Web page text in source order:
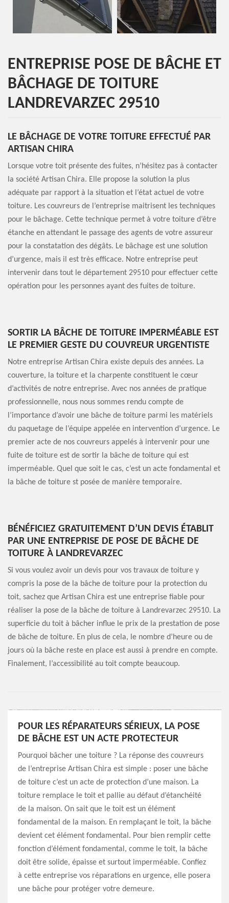
ENTREPRISE POSE DE BÂCHE ET
BÂCHAGE DE TOITURE
LANDREVARZEC 29510
LE BÂCHAGE DE VOTRE TOITURE EFFECTUÉ PAR
ARTISAN CHIRA
Lorsque votre toit présente des fuites, n’hésitez pas à contacter
la société Artisan Chira. Elle propose la solution la plus
adéquate par rapport à la situation et l’état actuel de votre
toiture. Les couvreurs de l’entreprise maitrisent les techniques
pour le bâchage. Cette technique permet à votre toiture d’être
étanche en attendant le passage des agents de votre assureur
pour la constatation des dégâts. Le bâchage est une solution
d’urgence, mais il est très efficace. Notre entreprise peut
intervenir dans tout le département 29510 pour effectuer cette
opération pour les personnes ayant des fuites de toiture.
SORTIR LA BÂCHE DE TOITURE IMPERMÉABLE EST
LE PREMIER GESTE DU COUVREUR URGENTISTE
Notre entreprise Artisan Chira existe depuis des années. La
couverture, la toiture et la charpente constituent le cœur
d’activités de notre entreprise. Avec nos années de pratique
professionnelle, nous nous sommes rendu compte de
l’importance d’avoir une bâche de toiture parmi les matériels
du paquetage de l’équipe appelée en intervention d’urgence. Le
premier acte de nos couvreurs appelés à intervenir pour une
fuite de toiture est de sortir la bâche de toiture qui est
imperméable. Quel que soit le cas, c’est un acte fondamental et
la bâche de toiture st posée de manière temporaire.
BÉNÉFICIEZ GRATUITEMENT D’UN DEVIS ÉTABLIT
PAR UNE ENTREPRISE DE POSE DE BÂCHE DE
TOITURE À LANDREVARZEC
Si vous voulez avoir un devis pour vos travaux de toiture y
compris la pose de la bâche de toiture pour la protection du
toit, sachez que Artisan Chira est une entreprise fiable pour
réaliser la pose de la bâche de toiture à Landrevarzec 29510. La
superficie du toit à bâcher influe le prix de la prestation de pose
de bâche de toiture. En plus de cela, le nombre d’heure ou de
jours où la bâche reste en place est aussi à prendre en compte.
Finalement, l’accessibilité au toit compte beaucoup.
POUR LES RÉPARATEURS SÉRIEUX, LA POSE
DE BÂCHE EST UN ACTE PROTECTEUR
Pourquoi bâcher une toiture ? La réponse des couvreurs
de l’entreprise Artisan Chira est simple : poser une bâche
de toiture c’est un acte de protection d’une maison. La
toiture remplace le toit et pallie au défaut d’étanchéité
de la maison. On sait que le toit est un élément
fondamental de la maison. En remplaçant le toit, la bâche
devient cet élément fondamental. Pour bien remplir cette
fonction d’élément fondamental, comme le toit, la bâche
doit être solide, épaisse et surtout imperméable. Confiez
à cette entreprise vos réparations en urgence, elle posera
une bâche pour protéger votre demeure.